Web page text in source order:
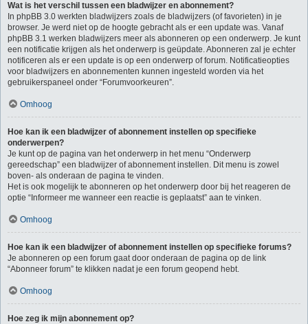
Wat is het verschil tussen een bladwijzer en abonnement?
In phpBB 3.0 werkten bladwijzers zoals de bladwijzers (of favorieten) in je
browser. Je werd niet op de hoogte gebracht als er een update was. Vanaf
phpBB 3.1 werken bladwijzers meer als abonneren op een onderwerp. Je kunt
een notificatie krijgen als het onderwerp is geüpdate. Abonneren zal je echter
notificeren als er een update is op een onderwerp of forum. Notificatieopties
voor bladwijzers en abonnementen kunnen ingesteld worden via het
gebruikerspaneel onder “Forumvoorkeuren”.
Omhoog
Hoe kan ik een bladwijzer of abonnement instellen op specifieke
onderwerpen?
Je kunt op de pagina van het onderwerp in het menu “Onderwerp
gereedschap” een bladwijzer of abonnement instellen. Dit menu is zowel
boven- als onderaan de pagina te vinden.
Het is ook mogelijk te abonneren op het onderwerp door bij het reageren de
optie “Informeer me wanneer een reactie is geplaatst” aan te vinken.
Omhoog
Hoe kan ik een bladwijzer of abonnement instellen op specifieke forums?
Je abonneren op een forum gaat door onderaan de pagina op de link
“Abonneer forum” te klikken nadat je een forum geopend hebt.
Omhoog
Hoe zeg ik mijn abonnement op?